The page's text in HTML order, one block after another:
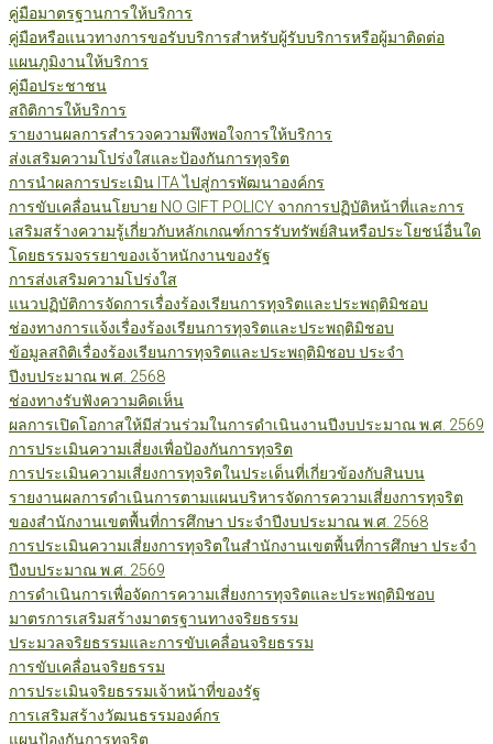
คู่มือมาตรฐานการให้บริการ
คู่มือหรือแนวทางการขอรับบริการสำหรับผู้รับบริการหรือผู้มาติดต่อ
แผนภูมิงานให้บริการ
คู่มือประชาชน
สถิติการให้บริการ
รายงานผลการสำรวจความพึงพอใจการให้บริการ
ส่งเสริมความโปร่งใสและป้องกันการทุจริต
การนำผลการประเมิน ITA ไปสู่การพัฒนาองค์กร
การขับเคลื่อนนโยบาย NO GIFT POLICY จากการปฏิบัติหน้าที่และการ
เสริมสร้างความรู้เกี่ยวกับหลักเกณฑ์การรับทรัพย์สินหรือประโยชน์อื่นใด
โดยธรรมจรรยาของเจ้าหนักงานของรัฐ
การส่งเสริมความโปร่งใส
แนวปฏิบัติการจัดการเรื่องร้องเรียนการทุจริตและประพฤติมิชอบ
ช่องทางการแจ้งเรื่องร้องเรียนการทุจริตและประพฤติมิชอบ
ข้อมูลสถิติเรื่องร้องเรียนการทุจริตและประพฤติมิชอบ ประจำ
ปีงบประมาณ พ.ศ. 2568
ช่องทางรับฟังความคิดเห็น
ผลการเปิดโอกาสให้มีส่วนร่วมในการดำเนินงานปีงบประมาณ พ.ศ. 2569
การประเมินความเสี่ยงเพื่อป้องกันการทุจริต
การประเมินความเสี่ยงการทุจริตในประเด็นที่เกี่ยวข้องกับสินบน
รายงานผลการดำเนินการตามแผนบริหารจัดการความเสี่ยงการทุจริต
ของสำนักงานเขตพื้นที่การศึกษา ประจำปีงบประมาณ พ.ศ. 2568
การประเมินความเสี่ยงการทุจริตในสำนักงานเขตพื้นที่การศึกษา ประจำ
ปีงบประมาณ พ.ศ. 2569
การดำเนินการเพื่อจัดการความเสี่ยงการทุจริตและประพฤติมิชอบ
มาตรการเสริมสร้างมาตรฐานทางจริยธรรม
ประมวลจริยธรรมและการขับเคลื่อนจริยธรรม
การขับเคลื่อนจริยธรรม
การประเมินจริยธรรมเจ้าหน้าที่ของรัฐ
การเสริมสร้างวัฒนธรรมองค์กร
แผนป้องกันการทุจริต